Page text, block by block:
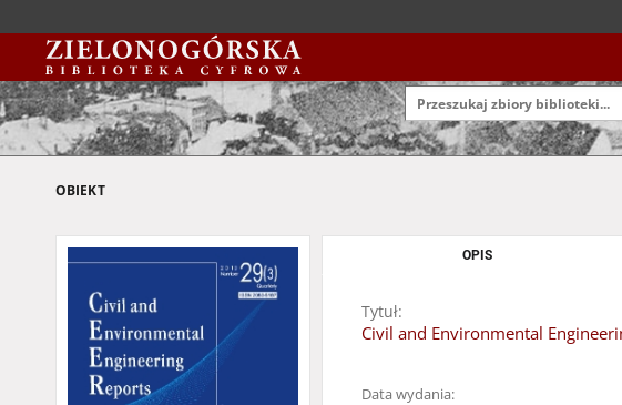
OBIEKT
OPIS
Tytuł:
Civil and Environmental
Data wydania: